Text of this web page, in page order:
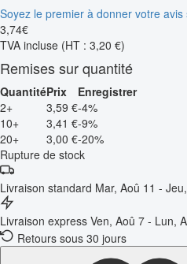
Soyez le premier à donner votre
3,74€
TVA incluse (HT : 3,20 €)
Remises sur quantité
QuantitéPrix
Enregistrer
2+
3,59 €-4%
10+
3,41 €-9%
20+
3,00 €-20%
Rupture de stock
Livraison standard Mar, Aoû 11 -
Livraison express Ven, Aoû 7 - Lun,
Retours sous 30 jours